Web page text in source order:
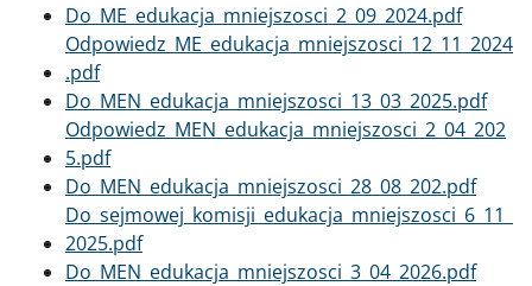
Dokument
Do_ME_edukacja_mniejszosci_2_09_2024.pdf
Dokument
Odpowiedz_ME_edukacja_mniejszosci_12_11_2024
.pdf
Dokument
Do_MEN_edukacja_mniejszosci_13_03_2025.pdf
Dokument
Odpowiedz_MEN_edukacja_mniejszosci_2_04_202
5.pdf
Dokument
Do_MEN_edukacja_mniejszosci_28_08_202.pdf
Dokument
Do_sejmowej_komisji_edukacja_mniejszosci_6_11_
2025.pdf
Dokument
Do_MEN_edukacja_mniejszosci_3_04_2026.pdf